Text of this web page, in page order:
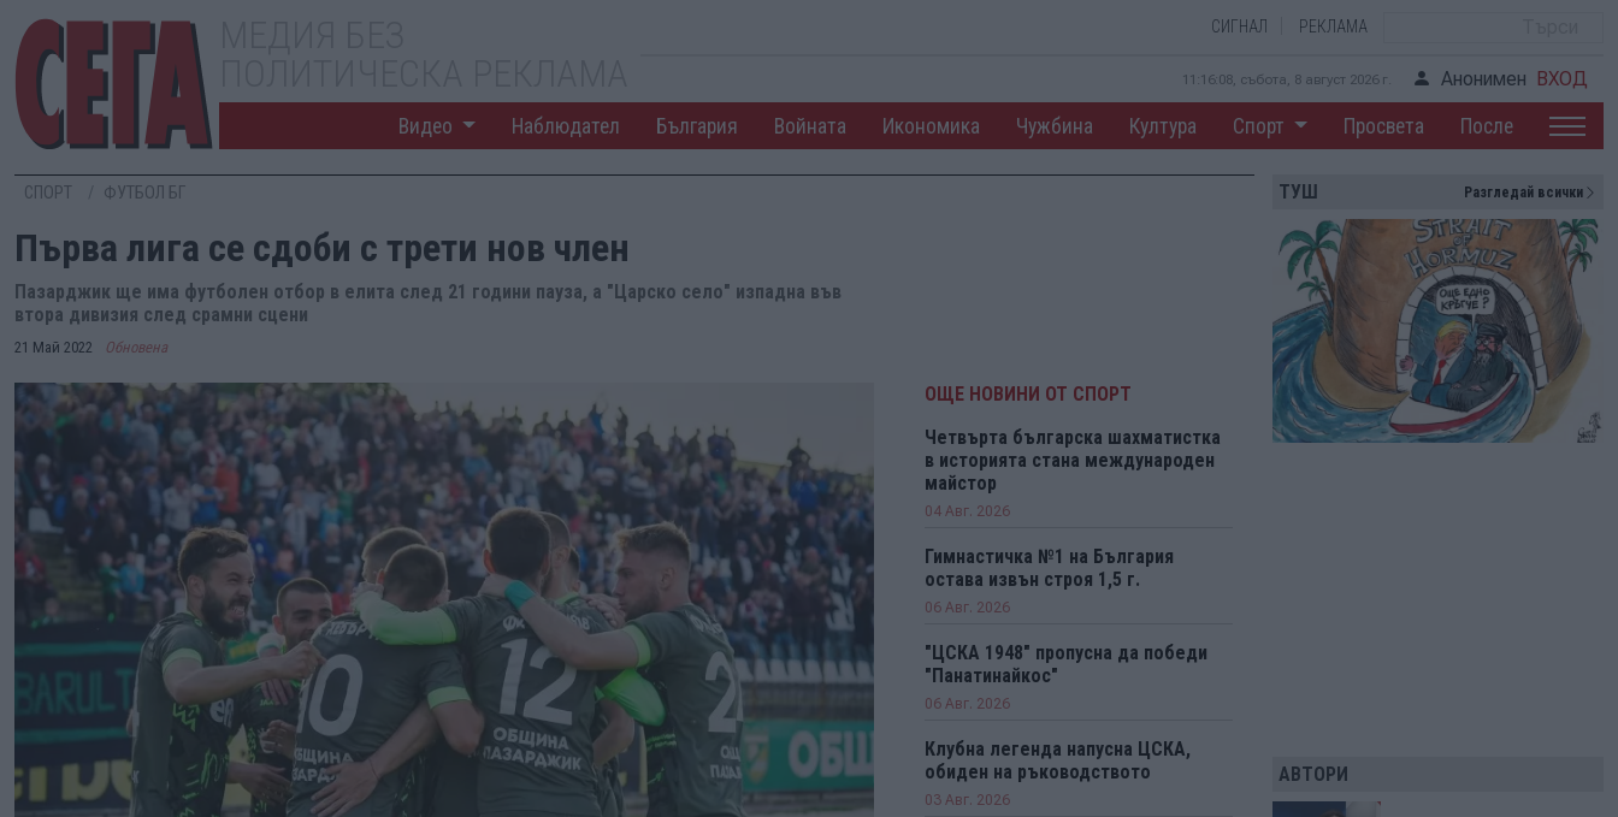
СИГНАЛ РЕКЛАМА
11:16:09, събота, 8 август 2026 г. Анонимен ВХОД
Видео Наблюдател България Войната Икономика Чужбина Култура Спорт Просвета После
СПОРТ ФУТБОЛ БГ
Първа лига се сдоби с трети нов член
Пазарджик ще има футболен отбор в елита след 21 години пауза, а "Царско село" изпадна във
втора дивизия след срамни сцени
21 Май 2022 Обновена
ОЩЕ НОВИНИ ОТ СПОРТ
Четвърта българска шахматистка
в историята стана международен
майстор
04 Авг. 2026
Гимнастичка №1 на България
остава извън строя 1,5 г.
06 Авг. 2026
"ЦСКА 1948" пропусна да победи
"Панатинайкос"
06 Авг. 2026
Клубна легенда напусна ЦСКА,
обиден на ръководството
03 Авг. 2026
ТУШ Разгледай всички
АВТОРИ